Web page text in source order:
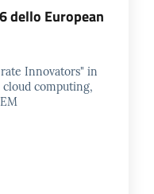
dello European
Innovators" in
computing,